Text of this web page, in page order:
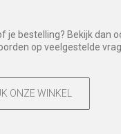
je bestelling? Bekijk dan
op veelgestelde
ONZE WINKEL